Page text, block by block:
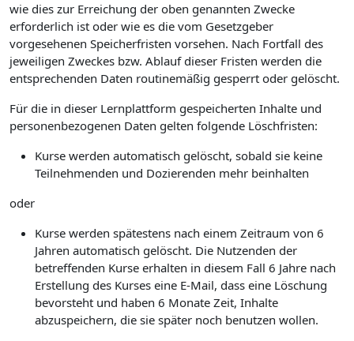
wie dies zur Erreichung der oben genannten Zwecke
erforderlich ist oder wie es die vom Gesetzgeber
vorgesehenen Speicherfristen vorsehen. Nach Fortfall des
jeweiligen Zweckes bzw. Ablauf dieser Fristen werden die
entsprechenden Daten routinemäßig gesperrt oder gelöscht.
Für die in dieser Lernplattform gespeicherten Inhalte und
personenbezogenen Daten gelten folgende Löschfristen:
Kurse werden automatisch gelöscht, sobald sie keine
Teilnehmenden und Dozierenden mehr beinhalten
oder
Kurse werden spätestens nach einem Zeitraum von 6
Jahren automatisch gelöscht. Die Nutzenden der
betreffenden Kurse erhalten in diesem Fall 6 Jahre nach
Erstellung des Kurses eine E-Mail, dass eine Löschung
bevorsteht und haben 6 Monate Zeit, Inhalte
abzuspeichern, die sie später noch benutzen wollen.